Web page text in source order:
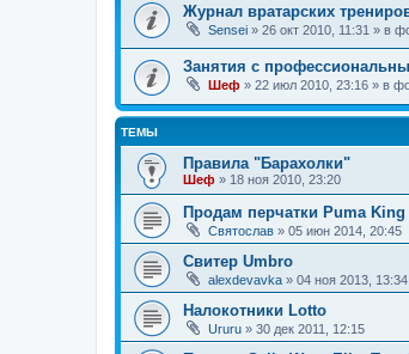
Журнал вратарских
Sensei » 26 окт 2010, 11:31 » в
Занятия с
Шеф » 22 июл 2010, 23:16 » в
ТЕМЫ
Правила "Барахолки"
Шеф » 18 ноя 2010, 23:20
Продам перчатки Puma
Святослав » 05 июн 2014, 20:45
Свитер Umbro
alexdevavka » 04 ноя 2013, 13:34
Налокотники Lotto
Ururu » 30 дек 2011, 12:15